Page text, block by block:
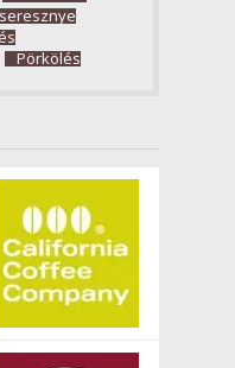
Pörkölés